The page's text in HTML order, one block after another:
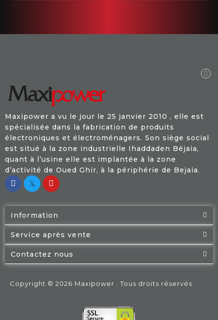
Maxipower a vu le jour le 25 janvier 2010 , elle est
spécialisée dans la fabrication de produits
électroniques et électroménagers. Son siège social
est situé à la zone industrielle Ihaddaden Béjaia,
quant à l’usine elle est implantée à la zone
d’activité de Oued Ghir, à la périphérie de Bejaia.
Information
Service après vente
Contactez nous
Copyright © 2026 Maxipower . Tous droits réservés